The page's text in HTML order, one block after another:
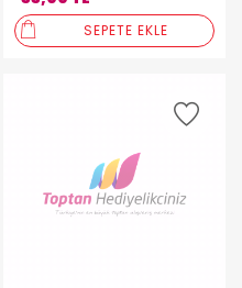
SEPETE EKLE